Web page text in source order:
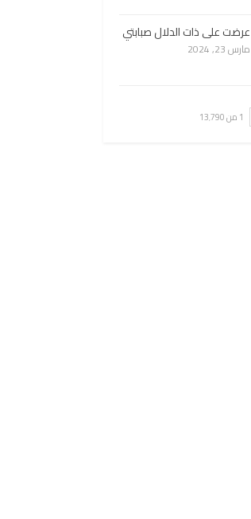
عرضت على ذات الدلال صبابتي
مارس 23, 2024
1 من 13٬790